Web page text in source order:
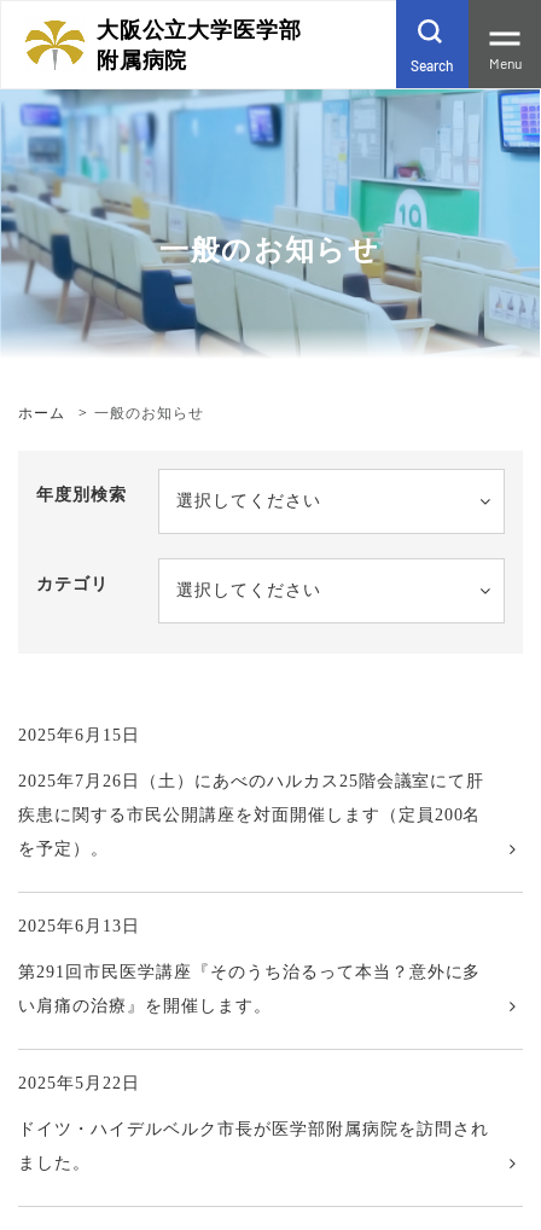
大阪公立大学医学部
附属病院
Search Menu
一般のお知らせ
ホーム 一般のお知らせ
年度別検索 選択してください
カテゴリ 選択してください
2025年6月15日
2025年7月26日（土）にあべのハルカス25階会議室にて肝
疾患に関する市民公開講座を対面開催します（定員200名
を予定）。
2025年6月13日
第291回市民医学講座『そのうち治るって本当？意外に多
い肩痛の治療』を開催します。
2025年5月22日
ドイツ・ハイデルベルク市長が医学部附属病院を訪問され
ました。